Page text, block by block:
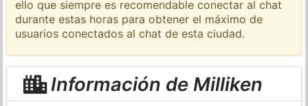
ello que siempre es recomendable conectar al chat
durante estas horas para obtener el máximo de
usuarios conectados al chat de esta ciudad.
Información de Milliken